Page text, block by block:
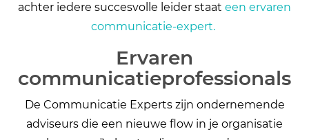
achter iedere succesvolle leider staat een ervaren
communicatie-expert.
Ervaren
communicatieprofessionals
De Communicatie Experts zijn ondernemende
adviseurs die een nieuwe flow in je organisatie